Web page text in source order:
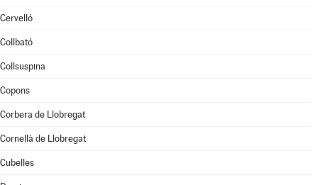
Cervelló
Collbató
Collsuspina
Copons
Corbera de Llobregat
Cornellà de Llobregat
Cubelles